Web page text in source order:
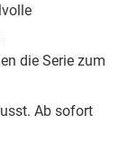
die Serie zum
Ab sofort